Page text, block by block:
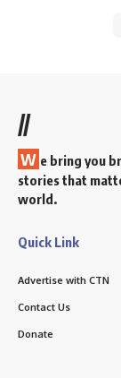
//
W e bring you
stories that
world.
Quick Link
Advertise with CTN
Contact Us
Donate